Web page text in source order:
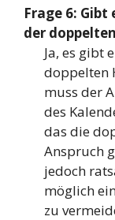
Frage 6:
der
Ja, es gibt
doppelten
muss der
des
das die
Anspruch
jedoch
möglich
zu